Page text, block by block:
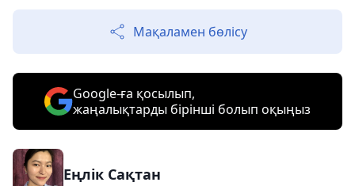
Мақаламен бөлісу
Google-ға қосылып,
жаңалықтарды бірінші болып оқыңыз
Еңлік Сақтан